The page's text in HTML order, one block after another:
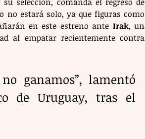
en este estreno ante Irak, un
al empatar recientemente contra
ganamos”, lamentó
de Uruguay, tras el